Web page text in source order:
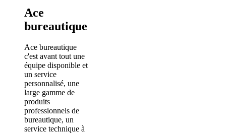
Ace
bureautique
Ace bureautique
c'est avant tout une
équipe disponible et
un service
personnalisé, une
large gamme de
produits
professionnels de
bureautique, un
service technique à